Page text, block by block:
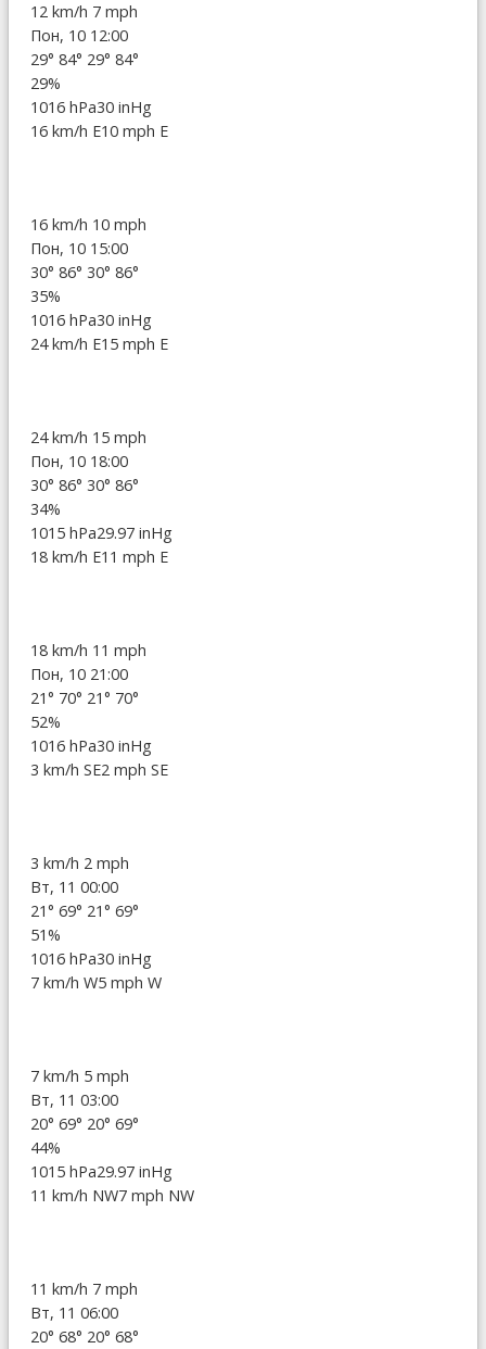
12 km/h 7 mph
Пон, 10 12:00
29° 84° 29° 84°
29%
1016 hPa30 inHg
16 km/h E10 mph E
16 km/h 10 mph
Пон, 10 15:00
30° 86° 30° 86°
35%
1016 hPa30 inHg
24 km/h E15 mph E
24 km/h 15 mph
Пон, 10 18:00
30° 86° 30° 86°
34%
1015 hPa29.97 inHg
18 km/h E11 mph E
18 km/h 11 mph
Пон, 10 21:00
21° 70° 21° 70°
52%
1016 hPa30 inHg
3 km/h SE2 mph SE
3 km/h 2 mph
Вт, 11 00:00
21° 69° 21° 69°
51%
1016 hPa30 inHg
7 km/h W5 mph W
7 km/h 5 mph
Вт, 11 03:00
20° 69° 20° 69°
44%
1015 hPa29.97 inHg
11 km/h NW7 mph NW
11 km/h 7 mph
Вт, 11 06:00
20° 68° 20° 68°